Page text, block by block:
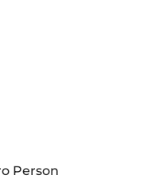
Person